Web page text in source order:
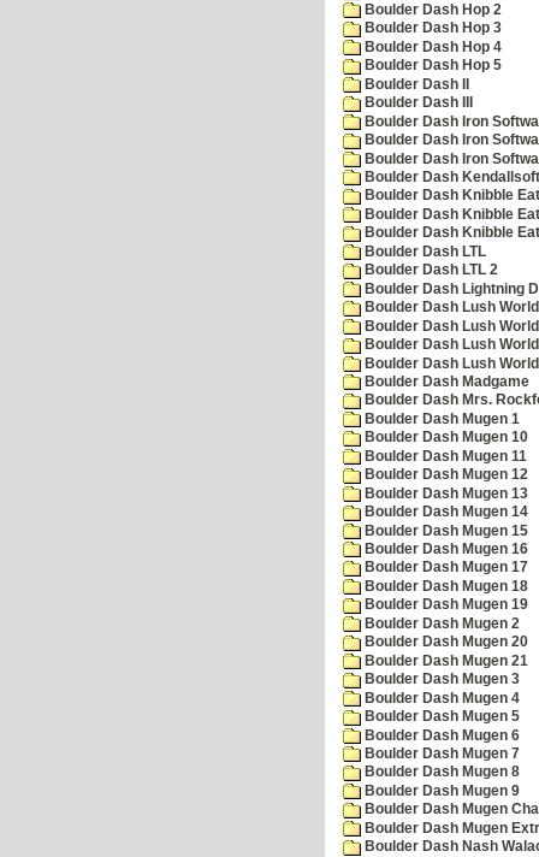
Boulder Dash Hop 2
Boulder Dash Hop 3
Boulder Dash Hop 4
Boulder Dash Hop 5
Boulder Dash II
Boulder Dash III
Boulder Dash Iron
Boulder Dash Iron
Boulder Dash Iron
Boulder Dash
Boulder Dash Knibble
Boulder Dash Knibble
Boulder Dash Knibble
Boulder Dash LTL
Boulder Dash LTL 2
Boulder Dash Lightning
Boulder Dash Lush
Boulder Dash Lush
Boulder Dash Lush
Boulder Dash Lush
Boulder Dash Madgame
Boulder Dash Mrs.
Boulder Dash Mugen 1
Boulder Dash Mugen 10
Boulder Dash Mugen 11
Boulder Dash Mugen 12
Boulder Dash Mugen 13
Boulder Dash Mugen 14
Boulder Dash Mugen 15
Boulder Dash Mugen 16
Boulder Dash Mugen 17
Boulder Dash Mugen 18
Boulder Dash Mugen 19
Boulder Dash Mugen 2
Boulder Dash Mugen 20
Boulder Dash Mugen 21
Boulder Dash Mugen 3
Boulder Dash Mugen 4
Boulder Dash Mugen 5
Boulder Dash Mugen 6
Boulder Dash Mugen 7
Boulder Dash Mugen 8
Boulder Dash Mugen 9
Boulder Dash Mugen
Boulder Dash Mugen
Boulder Dash Nash